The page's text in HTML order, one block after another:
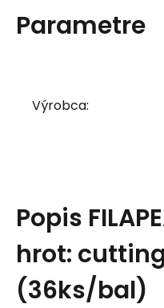
Parametre
Výrobca:
Popis
hrot:
(36ks/bal)